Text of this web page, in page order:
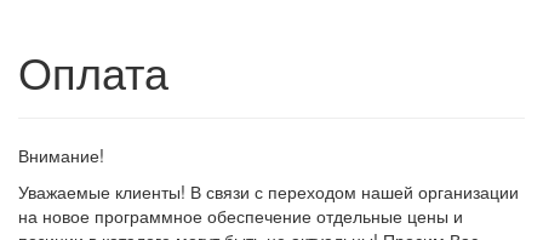
Оплата
Внимание!
Уважаемые клиенты! В связи с переходом нашей организации
на новое программное обеспечение отдельные цены и